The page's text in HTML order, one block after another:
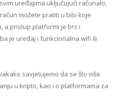
uređajima uključujući računalo,
možete pratiti u bilo koje
a pristup platformi je brz i
je uređaj i funkcionalna wifi ili
savjetujemo da se što više
u kripto, kao i o platformama za